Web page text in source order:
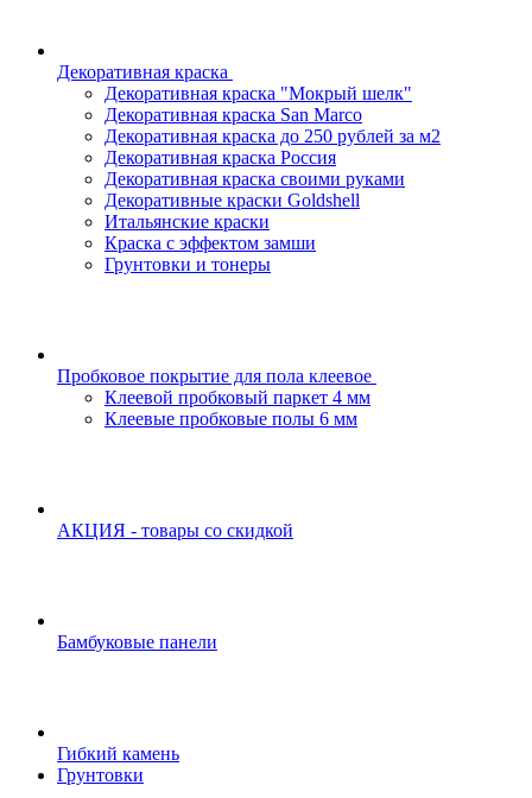
Декоративная краска
Декоративная краска "Мокрый шелк"
Декоративная краска San Marco
Декоративная краска до 250 рублей за м2
Декоративная краска Россия
Декоративная краска своими руками
Декоративные краски Goldshell
Итальянские краски
Краска с эффектом замши
Грунтовки и тонеры
Пробковое покрытие для пола клеевое
Клеевой пробковый паркет 4 мм
Клеевые пробковые полы 6 мм
АКЦИЯ - товары со скидкой
Бамбуковые панели
Гибкий камень
Грунтовки